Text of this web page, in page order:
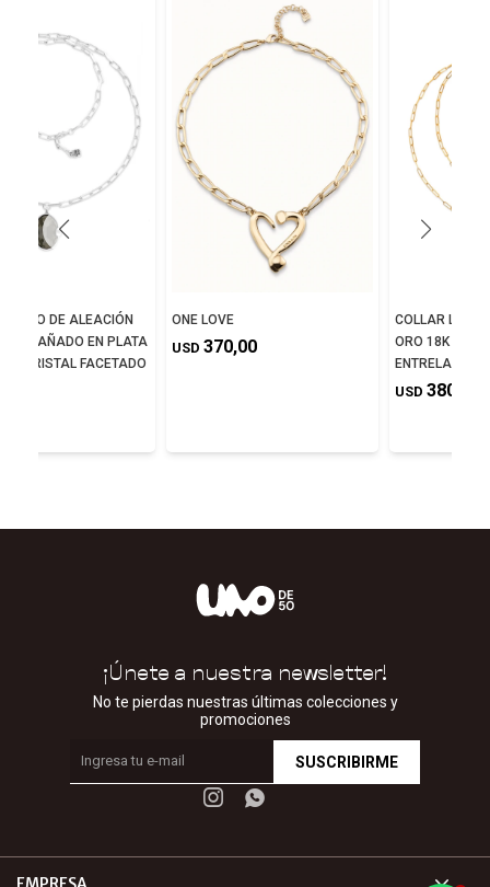
DE ALEACIÓN
BAÑADO EN PLATA
CRISTAL FACETADO
ONE LOVE
USD 370,00
COLLAR
ORO 18K CON
ENTRELAZADO
USD 380,00
¡Únete a nuestra newsletter!
No te pierdas nuestras últimas colecciones y
promociones
SUSCRIBIRME
 